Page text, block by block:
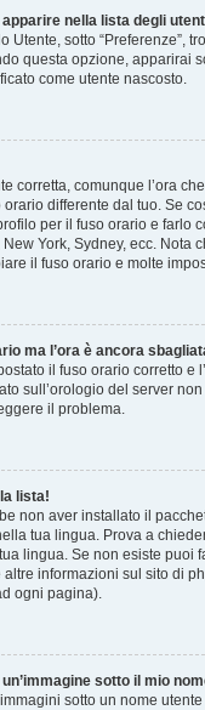
nella lista degli
Utente, sotto “Preferenze”,
questa opzione, apparirai
come utente nascosto.
corretta, comunque l’ora
differente dal tuo. Se
per il fuso orario e farlo
York, Sydney, ecc. Nota
il fuso orario e molte
ma l’ora è ancora
il fuso orario corretto e
sull’orologio del server
il problema.
lista!
non aver installato il
tua lingua. Prova a
lingua. Se non esiste puoi
informazioni sul sito di
ogni pagina).
sotto il mio
sotto un nome